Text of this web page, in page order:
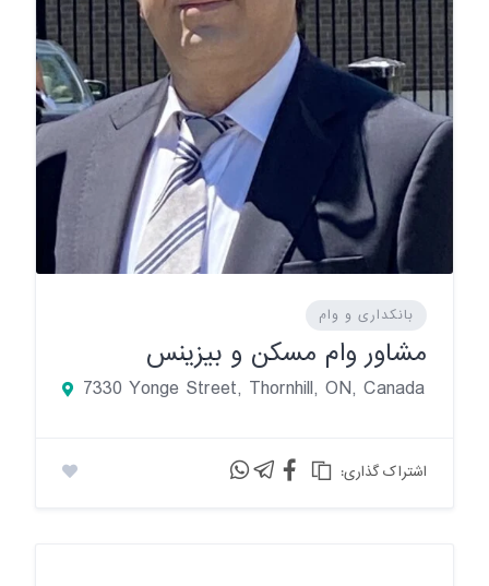
بانکداری و وام
مشاور وام مسکن و بیزینس
7330 Yonge Street, Thornhill, ON, Canada
:اشتراک گذاری